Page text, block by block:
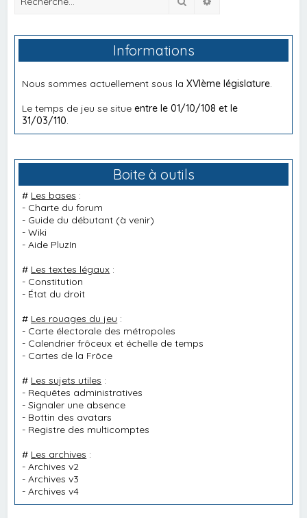
Informations
Nous sommes actuellement sous laXVIème législature
Le temps de jeu se situeentre le 01/10/108 et le
31/03/110
Boite à outils
# Les bases :
- Charte du forum
- Guide du débutant (à venir)
-Wiki
-Aide PluzIn
# Les textes légaux :
- Constitution
- État du droit
# Les rouages du jeu :
- Carte électorale des métropoles
- Calendrier frôceux et échelle de temps
- Cartes de la Frôce
# Les sujets utiles :
- Requêtes administratives
-Signaler une absence
- Bottin des avatars
- Registre des multicomptes
# Les archives :
-Archives v2
-Archives v3
-Archives v4